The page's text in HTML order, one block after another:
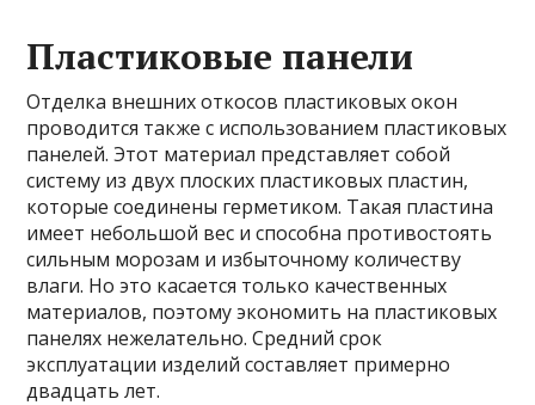
Пластиковые панели
Отделка внешних откосов пластиковых окон
проводится также с использованием пластиковых
панелей. Этот материал представляет собой
систему из двух плоских пластиковых пластин,
которые соединены герметиком. Такая пластина
имеет небольшой вес и способна противостоять
сильным морозам и избыточному количеству
влаги. Но это касается только качественных
материалов, поэтому экономить на пластиковых
панелях нежелательно. Средний срок
эксплуатации изделий составляет примерно
двадцать лет.